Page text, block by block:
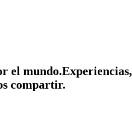
el mundo.Experiencias,
compartir.